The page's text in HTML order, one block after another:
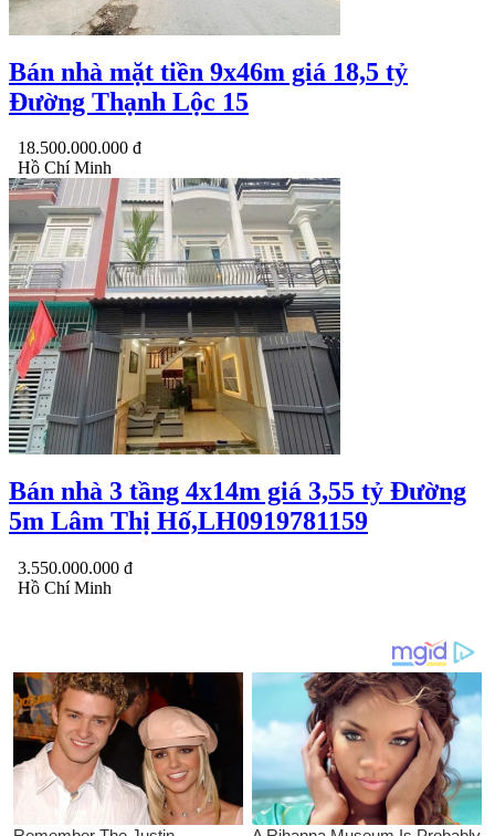
Bán nhà mặt tiền 9x46m giá 18,5 tỷ
Đường Thạnh Lộc 15
18.500.000.000 đ
Hồ Chí Minh
Bán nhà 3 tầng 4x14m giá 3,55 tỷ Đường
5m Lâm Thị Hố,LH0919781159
3.550.000.000 đ
Hồ Chí Minh